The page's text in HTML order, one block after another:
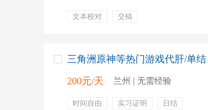
文本校对 交稿
三角洲原神等热门游戏代肝/单结
200元/天 兰州 | 无需经验
时间自由 实习证明 日结